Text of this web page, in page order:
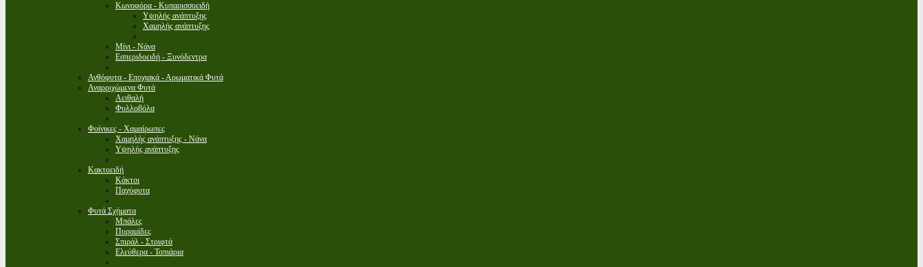
Κωνοφόρα - Κυπαρισσοειδή
Υψηλής ανάπτυξης
Χαμηλής ανάπτυξης
Μίνι - Νάνα
Εσπεριδοειδή - Ξυνόδεντρα
Ανθόφυτα - Εποχιακά - Αρωματικά Φυτά
Αναρριχώμενα Φυτά
Αειθαλή
Φυλλοβόλα
Φοίνικες - Χαμαίρωπες
Χαμηλής ανάπτυξης - Νάνα
Υψηλής ανάπτυξης
Κακτοειδή
Κάκτοι
Παχύφυτα
Φυτά Σχήματα
Μπάλες
Πυραμίδες
Σπιράλ - Στριφτά
Ελεύθερα - Τοπιάρια